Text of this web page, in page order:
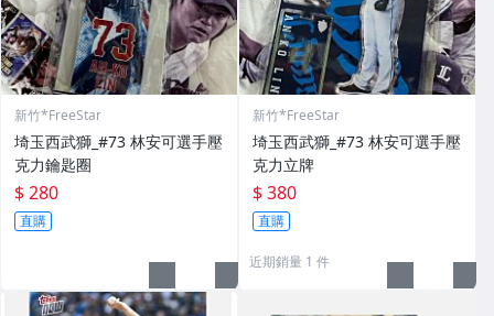
新竹*FreeStar
埼玉西武獅_#73 林安可選手壓
克力鑰匙圈
$ 280
直購
新竹*FreeStar
埼玉西武獅_#73 林安可選手壓
克力立牌
$ 380
直購
近期銷量 1 件